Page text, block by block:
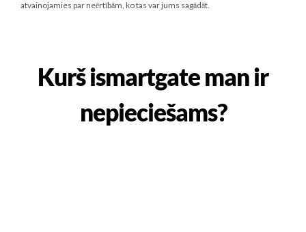
atvainojamies par neērtībām, ko tas var jums sagādāt.
Kurš ismartgate man ir
nepieciešams?